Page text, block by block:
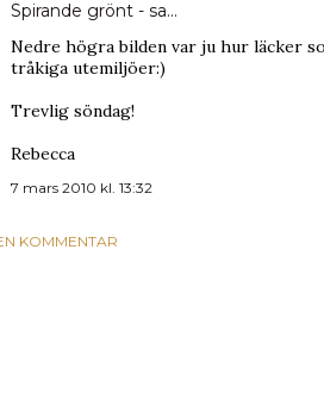
Spirande grönt - sa…
Nedre högra bilden var ju hur läcker
tråkiga utemiljöer:)
Trevlig söndag!
Rebecca
7 mars 2010 kl. 13:32
KOMMENTAR